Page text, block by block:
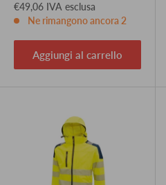
€49,06 IVA esclusa
Ne rimangono ancora 2
Aggiungi al carrello